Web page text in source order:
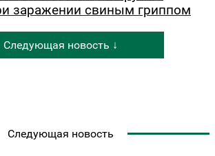
заражении свиным гриппом
Следующая новость ↓
Следующая новость